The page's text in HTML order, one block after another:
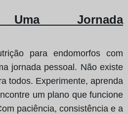
Jornada
para endomorfos com
jornada pessoal. Não existe
todos. Experimente, aprenda
um plano que funcione
paciência, consistência e a